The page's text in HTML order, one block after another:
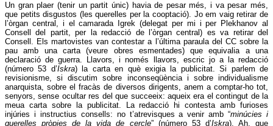
Un gran plaer (tenir un partit únic) havia de pesar més, i va pesar més,
que petits disgustos (les querelles per la cooptació). Jo em vaig retirar de
l’òrgan central, i el camarada Igrek (delegat per mi i per Plekhanov al
Consell del partit, per la redacció de l’òrgan central) es va retirar del
Consell. Els martovistes van contestar a l’última paraula del CC sobre la
pau amb una carta (veure obres esmentades) que equivalia a una
declaració de guerra. Llavors, i només llavors, escric jo a la redacció
(número 53 d’Iskra) la carta en què exigia la publicitat. Si parlem de
revisionisme, si discutim sobre inconseqüència i sobre individualisme
anarquista, sobre el fracàs de diversos dirigents, anem a comptar-ho tot,
senyors, sense ocultar res del que succeeix: aqueix era el contingut de la
meua carta sobre la publicitat. La redacció hi contesta amb furioses
injúries i instructius consells: no t’atrevisques a venir amb “minúcies i
querelles pròpies de la vida de cercle” (número 53 d’Iskra). Ah, que